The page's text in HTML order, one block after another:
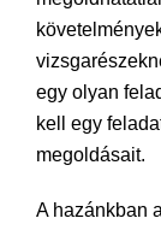
egy olyan
kell egy
megoldásait.
A hazánkban